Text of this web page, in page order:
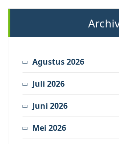
Agustus 2026
Juli 2026
Juni 2026
Mei 2026